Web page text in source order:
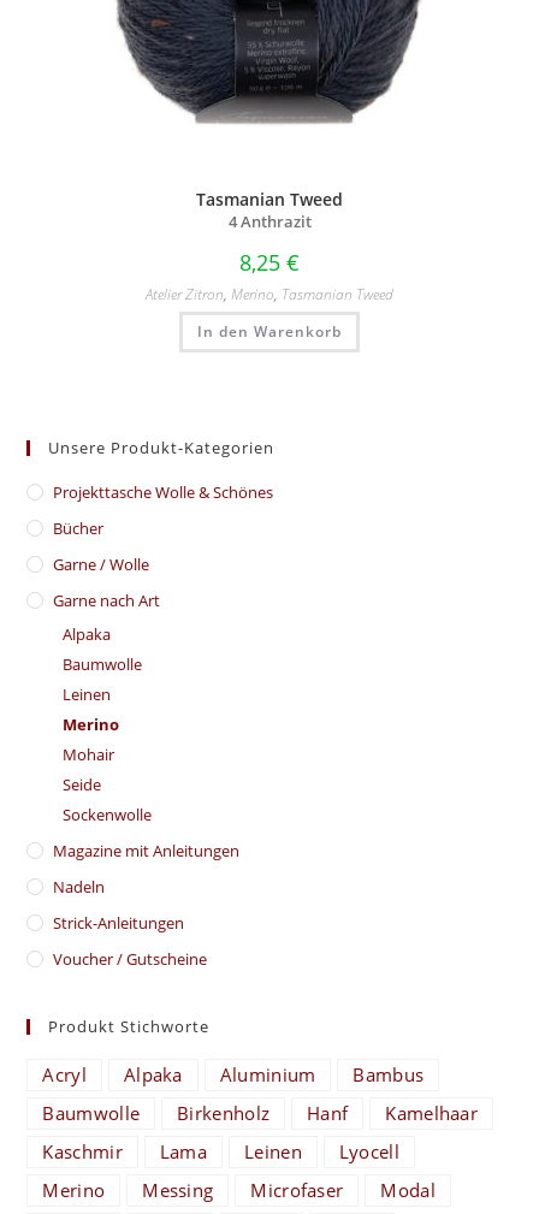
Tasmanian Tweed
4 Anthrazit
8,25 €
Atelier Zitron, Merino, Tasmanian Tweed
In den Warenkorb
Unsere Produkt-Kategorien
​Projekttasche Wolle & Schönes
Bücher
Garne / Wolle
Garne nach Art
Alpaka
Baumwolle
Leinen
Merino
Mohair
Seide
Sockenwolle
Magazine mit Anleitungen
Nadeln
Strick-Anleitungen
Voucher / Gutscheine
Produkt Stichworte
Acryl Alpaka Aluminium
Bambus
Baumwolle
Birkenholz Hanf
Kamelhaar
Kaschmir
Lama Leinen
Lyocell
Merino
Messing Microfaser
Modal